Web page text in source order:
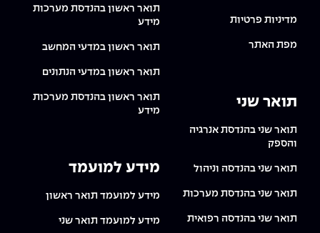
מדיניות פרטיות
מפת האתר
תואר שני
תואר שני בהנדסת אנרגיה
והספק
תואר שני בהנדסה וניהול
תואר שני בהנדסת מערכות
תואר שני בהנדסה רפואית
תואר ראשון בהנדסת מערכות
מידע
תואר ראשון במדעי המחשב
תואר ראשון במדעי הנתונים
תואר ראשון בהנדסת מערכות
מידע
מידע למועמד
מידע למועמד תואר ראשון
מידע למועמד תואר שני